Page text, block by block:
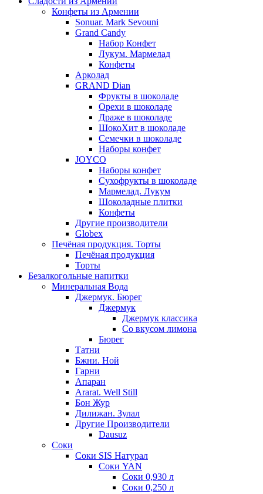
Конфеты из Армении
Sonuar. Mark Sevouni
Grand Candy
Набор Конфет
Лукум. Мармелад
Конфеты
Арколад
GRAND Dian
Фрукты в шоколаде
Орехи в шоколаде
Драже в шоколаде
ШокоХит в шоколаде
Семечки в шоколаде
Наборы конфет
JOYCO
Наборы конфет
Сухофрукты в шоколаде
Мармелад. Лукум
Шоколадные плитки
Конфеты
Другие производители
Globex
Печёная продукция. Торты
Печёная продукция
Торты
Безалкогольные напитки
Минеральная Вода
Джермук. Бюрег
Джермук
Джермук классика
Со вкусом лимона
Бюрег
Татни
Бжни. Ной
Гарни
Апаран
Ararat. Well Still
Бон Жур
Дилижан. Зулал
Другие Производители
Dausuz
Соки
Соки SIS Натурал
Соки YAN
Соки 0,930 л
Соки 0,250 л